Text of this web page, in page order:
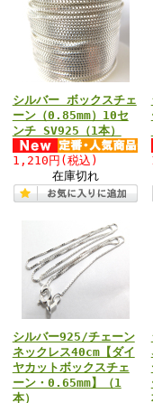
シルバー ボックスチェ
ーン（0.85mm）10セ
ンチ SV925（1本）
1,210円 (税込)
在庫切れ
シルバー925/チェーン
ネックレス40cm【ダイ
ヤカットボックスチェ
ーン・0.65mm】（1
本）